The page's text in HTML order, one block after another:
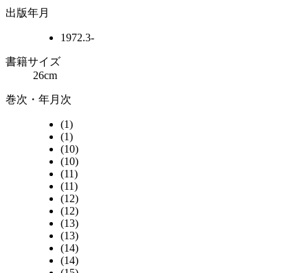
出版年月
1972.3-
書籍サイズ
26cm
巻次・年月次
(1)
(1)
(10)
(10)
(11)
(11)
(12)
(12)
(13)
(13)
(14)
(14)